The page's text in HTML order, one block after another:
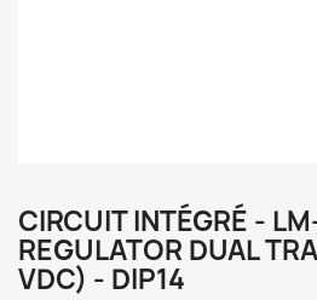
CIRCUIT INTÉGRÉ -
REGULATOR DUAL
VDC) - DIP14